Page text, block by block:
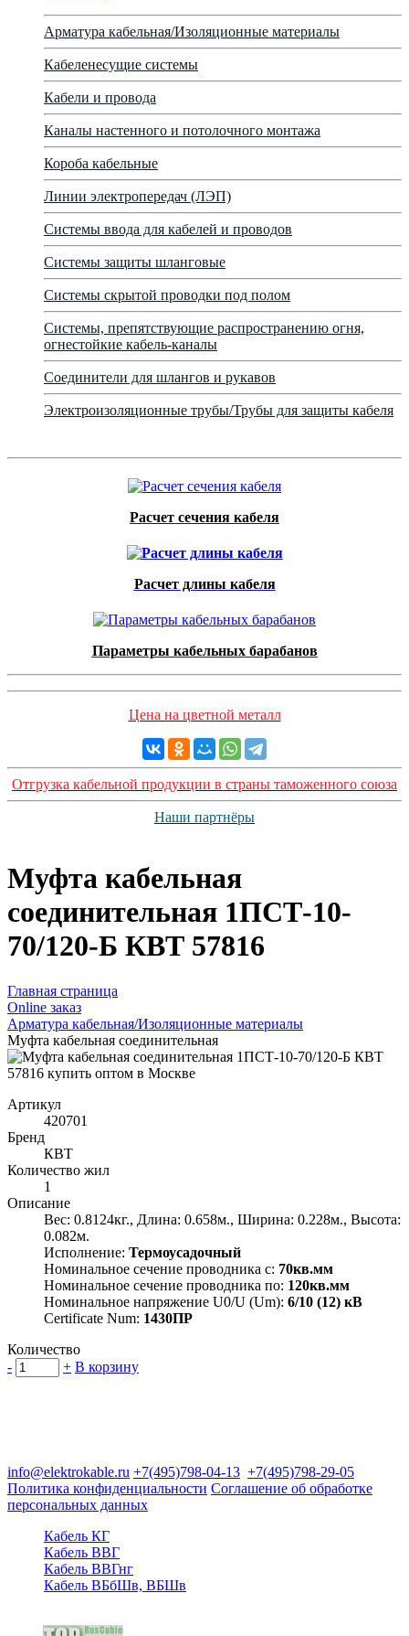
Арматура кабельная/Изоляционные материалы
Кабеленесущие системы
Кабели и провода
Каналы настенного и потолочного монтажа
Короба кабельные
Линии электропередач (ЛЭП)
Системы ввода для кабелей и проводов
Системы защиты шланговые
Системы скрытой проводки под полом
Системы, препятствующие распространению огня,
огнестойкие кабель-каналы
Соединители для шлангов и рукавов
Электроизоляционные трубы/Трубы для защиты кабеля
Расчет сечения кабеля
Расчет длины кабеля
Параметры кабельных барабанов
Цена на цветной металл
Отгрузка кабельной продукции в страны таможенного союза
Наши партнёры
Муфта кабельная
соединительная 1ПСТ-10-
70/120-Б КВТ 57816
Главная страница
Оnline заказ
Арматура кабельная/Изоляционные материалы
Муфта кабельная соединительная
Артикул
420701
Бренд
КВТ
Количество жил
1
Описание
Вес: 0.8124кг., Длина: 0.658м., Ширина: 0.228м., Высота:
0.082м.
Исполнение: Термоусадочный
Номинальное сечение проводника с: 70кв.мм
Номинальное сечение проводника по: 120кв.мм
Номинальное напряжение U0/U (Um): 6/10 (12) кВ
Certificate Num: 1430ПР
Количество
-
+ В корзину
info@elektrokable.ru +7(495)798-04-13 +7(495)798-29-05
Политика конфиденциальности Соглашение об обработке
персональных данных
Кабель КГ
Кабель ВВГ
Кабель ВВГнг
Кабель ВБбШв, ВБШв